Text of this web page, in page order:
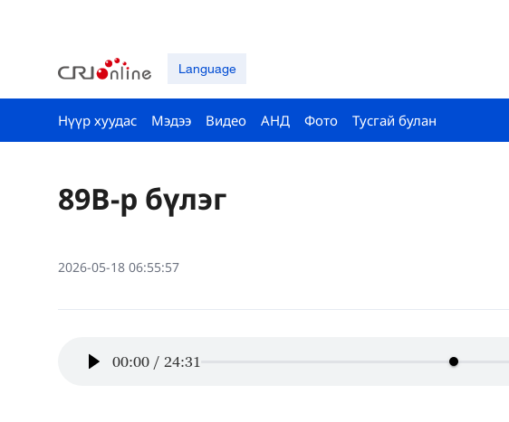
Language
Нүүр хуудас Мэдээ Видео АНД Фото Тусгай булан
89B-р бүлэг
2026-05-18 06:55:57
00:00 / 24:31